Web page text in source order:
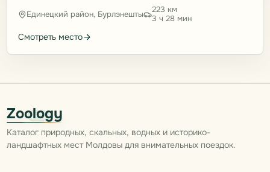
Единецкий район, Бурлэнешты
223 км
3 ч 28 мин
Смотреть место
Zoology
Каталог природных, скальных, водных и историко-
ландшафтных мест Молдовы для внимательных поездок.